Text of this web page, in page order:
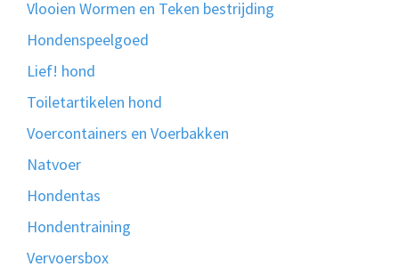
Vlooien Wormen en Teken bestrijding
Hondenspeelgoed
Lief! hond
Toiletartikelen hond
Voercontainers en Voerbakken
Natvoer
Hondentas
Hondentraining
Vervoersbox